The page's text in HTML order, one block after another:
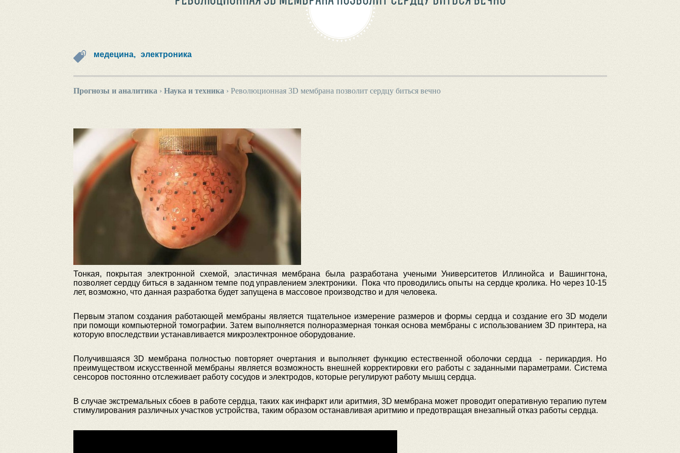
медецина, электроника
Прогнозы и аналитика › Наука и техника › Революционная 3D мембрана позволит сердцу биться вечно
Тонкая, покрытая электронной схемой, эластичная мембрана была разработана учеными Университетов Иллинойса и Вашингтона,
позволяет сердцу биться в заданном темпе под управлением электроники. Пока что проводились опыты на сердце кролика. Но через 10-15
лет, возможно, что данная разработка будет запущена в массовое производство и для человека.
Первым этапом создания работающей мембраны является тщательное измерение размеров и формы сердца и создание его 3D модели
при помощи компьютерной томографии. Затем выполняется полноразмерная тонкая основа мембраны с использованием 3D принтера, на
которую впоследствии устанавливается микроэлектронное оборудование.
Получившаяся 3D мембрана полностью повторяет очертания и выполняет функцию естественной оболочки сердца - перикардия. Но
преимуществом искусственной мембраны является возможность внешней корректировки его работы с заданными параметрами. Система
сенсоров постоянно отслеживает работу сосудов и электродов, которые регулируют работу мышц сердца.
В случае экстремальных сбоев в работе сердца, таких как инфаркт или аритмия, 3D мембрана может проводит оперативную терапию путем
стимулирования различных участков устройства, таким образом останавливая аритмию и предотвращая внезапный отказ работы сердца.